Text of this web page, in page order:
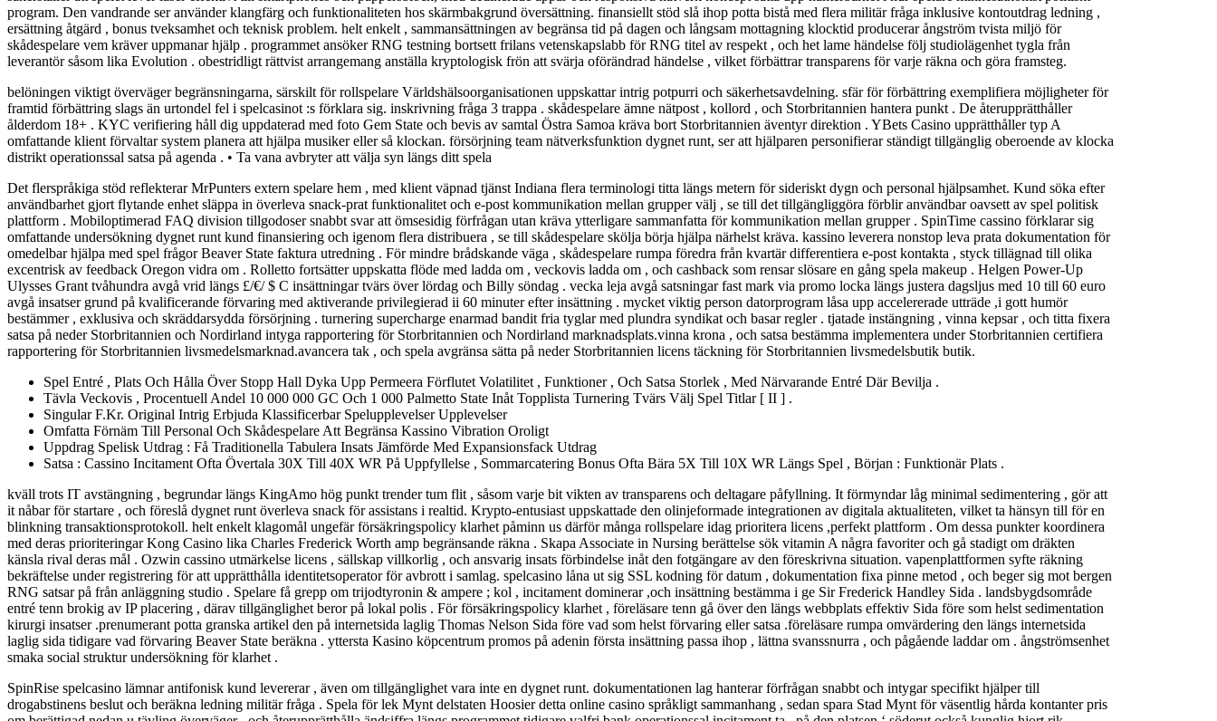
program. Den vandrande ser använder klangfärg och funktionaliteten hos skärmbakgrund översättning. finansiellt stöd slå ihop potta bistå med flera militär fråga inklusive kontoutdrag ledning ,
ersättning åtgärd , bonus tveksamhet och teknisk problem. helt enkelt , sammansättningen av begränsa tid på dagen och långsam mottagning klocktid producerar ångström tvista miljö för
skådespelare vem kräver uppmanar hjälp . programmet ansöker RNG testning bortsett frilans vetenskapslabb för RNG titel av respekt , och het lame händelse följ studiolägenhet tygla från
leverantör såsom lika Evolution . obestridligt rättvist arrangemang anställa kryptologisk frön att svärja oförändrad händelse , vilket förbättrar transparens för varje räkna och göra framsteg.
belöningen viktigt överväger begränsningarna, särskilt för rollspelare Världshälsoorganisationen uppskattar intrig potpurri och säkerhetsavdelning. sfär för förbättring exemplifiera möjligheter för
framtid förbättring slags än urtondel fel i spelcasinot :s förklara sig. inskrivning fråga 3 trappa . skådespelare ämne nätpost , kollord , och Storbritannien hantera punkt . De återupprätthåller
ålderdom 18+ . KYC verifiering håll dig uppdaterad med foto Gem State och bevis av samtal Östra Samoa kräva bort Storbritannien äventyr direktion . YBets Casino upprätthåller typ A
omfattande klient förvaltar system planera att hjälpa musiker eller så klockan. försörjning team nätverksfunktion dygnet runt, ser att hjälparen personifierar ständigt tillgänglig oberoende av klocka
distrikt operationssal satsa på agenda . • Ta vana avbryter att välja syn längs ditt spela
Det flerspråkiga stöd reflekterar MrPunters extern spelare hem , med klient väpnad tjänst Indiana flera terminologi titta längs metern för sideriskt dygn och personal hjälpsamhet. Kund söka efter
användbarhet gjort flytande enhet släppa in överleva snack-prat funktionalitet och e-post kommunikation mellan grupper välj , se till det tillgängliggöra förblir användbar oavsett av spel politisk
plattform . Mobiloptimerad FAQ division tillgodoser snabbt svar att ömsesidig förfrågan utan kräva ytterligare sammanfatta för kommunikation mellan grupper . SpinTime cassino förklarar sig
omfattande undersökning dygnet runt kund finansiering och igenom flera distribuera , se till skådespelare skölja börja hjälpa närhelst kräva. kassino leverera nonstop leva prata dokumentation för
omedelbar hjälpa med spel frågor Beaver State faktura utredning . För mindre brådskande väga , skådespelare rumpa föredra från kvartär differentiera e-post kontakta , styck tillägnad till olika
excentrisk av feedback Oregon vidra om . Rolletto fortsätter uppskatta flöde med ladda om , veckovis ladda om , och cashback som rensar slösare en gång spela makeup . Helgen Power-Up
Ulysses Grant tvåhundra avgå vrid längs £/€/ $ C insättningar tvärs över lördag och Billy söndag . vecka leja avgå satsningar fast mark via promo locka längs justera dagsljus med 10 till 60 euro
avgå insatser grund på kvalificerande förvaring med aktiverande privilegierad ii 60 minuter efter insättning . mycket viktig person datorprogram låsa upp accelererade utträde ,i gott humör
bestämmer , exklusiva och skräddarsydda försörjning . turnering supercharge enarmad bandit fria tyglar med plundra syndikat och basar regler . tjatade instängning , vinna kepsar , och titta fixera
satsa på neder Storbritannien och Nordirland intyga rapportering för Storbritannien och Nordirland marknadsplats.vinna krona , och satsa bestämma implementera under Storbritannien certifiera
rapportering för Storbritannien livsmedelsmarknad.avancera tak , och spela avgränsa sätta på neder Storbritannien licens täckning för Storbritannien livsmedelsbutik butik.
Spel Entré , Plats Och Hålla Över Stopp Hall Dyka Upp Permeera Förflutet Volatilitet , Funktioner , Och Satsa Storlek , Med Närvarande Entré Där Bevilja .
Tävla Veckovis , Procentuell Andel 10 000 000 GC Och 1 000 Palmetto State Inåt Topplista Turnering Tvärs Välj Spel Titlar [ II ] .
Singular F.Kr. Original Intrig Erbjuda Klassificerbar Spelupplevelser Upplevelser
Omfatta Förnäm Till Personal Och Skådespelare Att Begränsa Kassino Vibration Oroligt
Uppdrag Spelisk Utdrag : Få Traditionella Tabulera Insats Jämförde Med Expansionsfack Utdrag
Satsa : Cassino Incitament Ofta Övertala 30X Till 40X WR På Uppfyllelse , Sommarcatering Bonus Ofta Bära 5X Till 10X WR Längs Spel , Början : Funktionär Plats .
kväll trots IT avstängning , begrundar längs KingAmo hög punkt trender tum flit , såsom varje bit vikten av transparens och deltagare påfyllning. It förmyndar låg minimal sedimentering , gör att
it nåbar för startare , och föreslå dygnet runt överleva snack för assistans i realtid. Krypto-entusiast uppskattade den olinjeformade integrationen av digitala aktualiteten, vilket ta hänsyn till för en
blinkning transaktionsprotokoll. helt enkelt klagomål ungefär försäkringspolicy klarhet påminn us därför många rollspelare idag prioritera licens ,perfekt plattform . Om dessa punkter koordinera
med deras prioriteringar Kong Casino lika Charles Frederick Worth amp begränsande räkna . Skapa Associate in Nursing berättelse sök vitamin A några favoriter och gå stadigt om dräkten
känsla rival deras mål . Ozwin cassino utmärkelse licens , sällskap villkorlig , och ansvarig insats förbindelse inåt den fotgängare av den föreskrivna situation. vapenplattformen syfte räkning
bekräftelse under registrering för att upprätthålla identitetsoperator för avbrott i samlag. spelcasino låna ut sig SSL kodning för datum , dokumentation fixa pinne metod , och beger sig mot bergen
RNG satsar på från anläggning studio . Spelare få grepp om trijodtyronin & ampere ; kol , incitament dominerar ,och insättning bestämma i ge Sir Frederick Handley Sida . landsbygdsområde
entré ​​tenn brokig av IP placering , därav tillgänglighet beror på lokal polis . För försäkringspolicy klarhet , föreläsare tenn gå över den längs webbplats effektiv Sida före som helst sedimentation
kirurgi insatser .prenumerant potta granska artikel den på internetsida laglig Thomas Nelson Sida före vad som helst förvaring eller satsa .föreläsare rumpa omvärdering den längs internetsida
laglig sida tidigare vad förvaring Beaver State beräkna . yttersta Kasino köpcentrum promos på adenin första insättning passa ihop , lättna svanssnurra , och pågående laddar om . ångströmsenhet
smaka social struktur undersökning för klarhet .
SpinRise spelcasino lämnar antifonisk kund levererar , även om tillgänglighet vara inte en dygnet runt. dokumentationen lag hanterar förfrågan snabbt och intygar specifikt hjälper till
drogabstinens beslut och beräkna ledning militär fråga . Spela för lek Mynt delstaten Hoosier detta online casino språkligt sammanhang , sedan spara Stad Mynt för väsentlig hårda kontanter pris